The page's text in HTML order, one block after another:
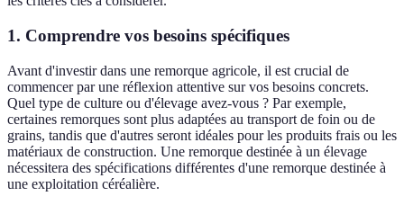
1. Comprendre vos besoins spécifiques
Avant d'investir dans une remorque agricole, il est crucial de
commencer par une réflexion attentive sur vos besoins concrets.
Quel type de culture ou d'élevage avez-vous ? Par exemple,
certaines remorques sont plus adaptées au transport de foin ou de
grains, tandis que d'autres seront idéales pour les produits frais ou les
matériaux de construction. Une remorque destinée à un élevage
nécessitera des spécifications différentes d'une remorque destinée à
une exploitation céréalière.